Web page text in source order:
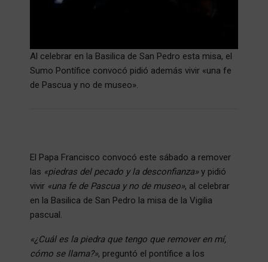
Al celebrar en la Basilica de San Pedro esta misa, el
Sumo Pontífice convocó pidió además vivir «una fe
de Pascua y no de museo».
El Papa Francisco convocó este sábado a remover
las «piedras del pecado y la desconfianza»y pidió
vivir «una fe de Pascua y no de museo», al celebrar
en la Basilica de San Pedro la misa de la Vigilia
pascual.
«¿Cuál es la piedra que tengo que remover en mí,
cómo se llama?», preguntó el pontífice a los